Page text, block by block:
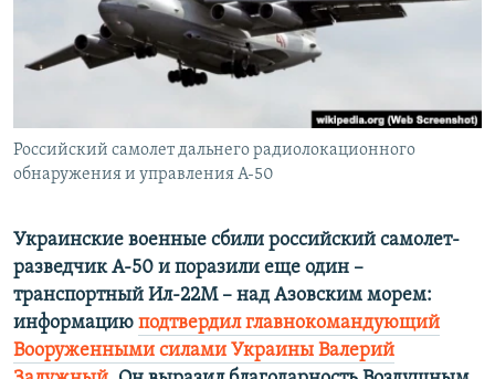
КРЫМ.НЕПОКОРЕННЫЙ
ELIFBE
Все сайты RFE/RL
Российский самолет дальнего радиолокационного
обнаружения и управления А-50
Украинские военные сбили российский самолет-
разведчик А-50 и поразили еще один –
транспортный Ил-22М – над Азовским морем:
информацию подтвердил главнокомандующий
Вооруженными силами Украины Валерий